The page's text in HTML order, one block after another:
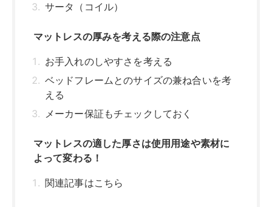
サータ（コイル）
マットレスの厚みを考える際の注意点
お手入れのしやすさを考える
ベッドフレームとのサイズの兼ね合いを考
える
メーカー保証もチェックしておく
マットレスの適した厚さは使用用途や素材に
よって変わる！
関連記事はこちら